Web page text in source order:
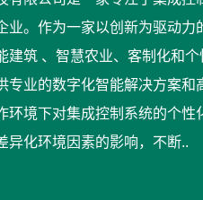
业。作为一家以创新为驱动
建筑 、智慧农业、客制化和
专业的数字化智能解决方案
环境下对集成控制系统的个
异化环境因素的影响，不断..